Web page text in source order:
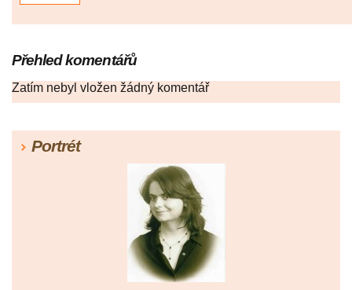
Přehled komentářů
Zatím nebyl vložen žádný komentář
Portrét